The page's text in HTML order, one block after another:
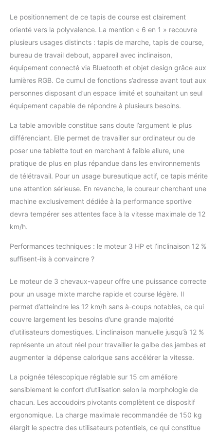
avec double rainure de rangement permet
de placer un ordinateur portable, un
téléphone ou une bouteille d’eau. Les
accoudoirs pivotants à 270° sont
ergonomiques et soutiennent vos bras
dans n'importe quelle position pour une
expérience confortable, que vous marchiez
Lumières RGB Interactives】 Ce tapis de
course pliable avec lumières LED RGB crée
vitesse : Bleu (1–4 km/h) pour la marche,
Violet (5–8 km/h) pour le jogging, Orange
(9–12 km/h) pour la course rapide. Activez
ou désactivez les effets lumineux via le
bouton sur la poignée ou la télécommande.
Idéal pour un entraînement motivant et
moderne. 【Moteur 3.0HP Puissant et
Système d’Amortissement Multiple】
Équipé d’un moteur silencieux 3.0 HP, ce
tapis de marche supporte jusqu’à 150 kg.
silicone réduisent efficacement les chocs
pour un entraînement fluide, stable et sans
immédiatement le tapis en cas d’urgence.
【Double Affichage LED & Compatibilité
Bluetooth avec Applications】 Les 2 écrans
LED haute visibilité affichent en temps réel
la vitesse, le temps, la distance et les
calories. Connectez le tapis de course
RUNIMON via Bluetooth aux applications
FITSHOW pour suivre et partager vos
performances. Profitez de vos films,
musiques ou séances guidées grâce au
tablette. 【Design Compact et Facile à
Ranger】 Aucune installation nécessaire —
prêt à l’emploi dès la sortie du carton.
Dimensions pliées : 1250×700×138 mm |
Le positionnement de ce tapis de course est clairement
orienté vers la polyvalence. La mention « 6 en 1 » recouvre
plusieurs usages distincts : tapis de marche, tapis de course,
bureau de travail debout, appareil avec inclinaison,
équipement connecté via Bluetooth et objet design grâce aux
lumières RGB. Ce cumul de fonctions s’adresse avant tout aux
personnes disposant d’un espace limité et souhaitant un seul
équipement capable de répondre à plusieurs besoins.
La table amovible constitue sans doute l’argument le plus
différenciant. Elle permet de travailler sur ordinateur ou de
poser une tablette tout en marchant à faible allure, une
pratique de plus en plus répandue dans les environnements
de télétravail. Pour un usage bureautique actif, ce tapis mérite
une attention sérieuse. En revanche, le coureur cherchant une
machine exclusivement dédiée à la performance sportive
devra tempérer ses attentes face à la vitesse maximale de 12
km/h.
Performances techniques : le moteur 3 HP et l’inclinaison 12 %
suffisent-ils à convaincre ?
Le moteur de 3 chevaux-vapeur offre une puissance correcte
pour un usage mixte marche rapide et course légère. Il
permet d’atteindre les 12 km/h sans à-coups notables, ce qui
couvre largement les besoins d’une grande majorité
d’utilisateurs domestiques. L’inclinaison manuelle jusqu’à 12 %
représente un atout réel pour travailler le galbe des jambes et
augmenter la dépense calorique sans accélérer la vitesse.
La poignée télescopique réglable sur 15 cm améliore
sensiblement le confort d’utilisation selon la morphologie de
chacun. Les accoudoirs pivotants complètent ce dispositif
ergonomique. La charge maximale recommandée de 150 kg
élargit le spectre des utilisateurs potentiels, ce qui constitue